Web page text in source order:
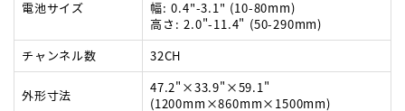
電池サイズ
幅: 0.4"-3.1" (10-80mm)
高さ: 2.0"-11.4" (50-290mm)
チャンネル数 32CH
外形寸法
47.2"×33.9"×59.1"
(1200mm×860mm×1500mm)